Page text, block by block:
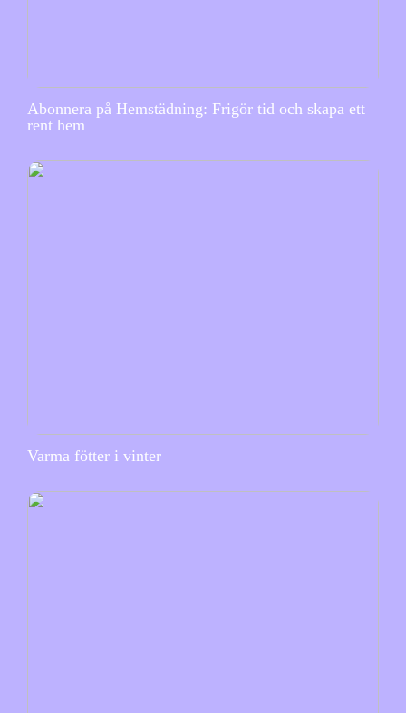
Abonnera på Hemstädning: Frigör tid och skapa ett
rent hem
Varma fötter i vinter